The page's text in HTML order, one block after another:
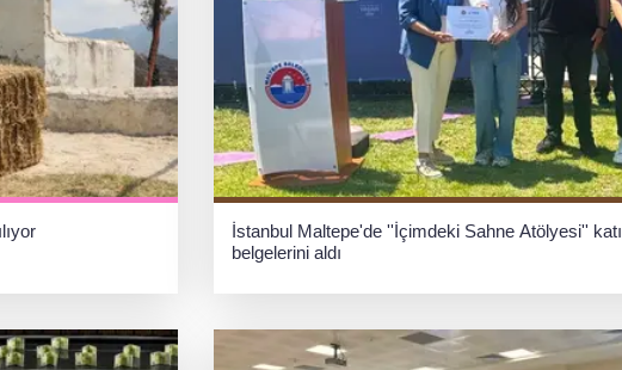
İstanbul Maltepe'de ''İçimdeki Sahne Atölyesi''
belgelerini aldı